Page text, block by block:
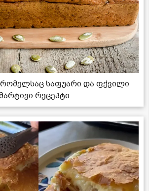
საფუარი და ფქვილი
რეცეპტი